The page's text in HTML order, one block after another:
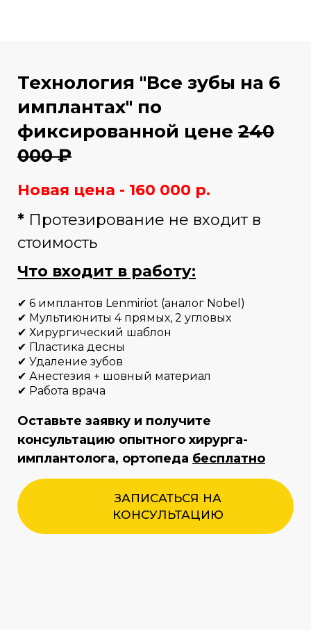
Технология "Все зубы на 6
имплантах" по
фиксированной цене 240
000₽
Новая цена - 160 000 р.
* Протезирование не входит в
стоимость
Что входит в работу:
✔ 6 имплантов Lenmiriot (аналог Nobel)
✔ Мультиюниты 4 прямых, 2 угловых
✔ Хирургический шаблон
✔ Пластика десны
✔ Удаление зубов
✔ Анестезия + шовный материал
✔ Работа врача
Оставьте заявку и получите
консультацию опытного хирурга-
имплантолога, ортопеда бесплатно
ЗАПИСАТЬСЯ НА
КОНСУЛЬТАЦИЮ